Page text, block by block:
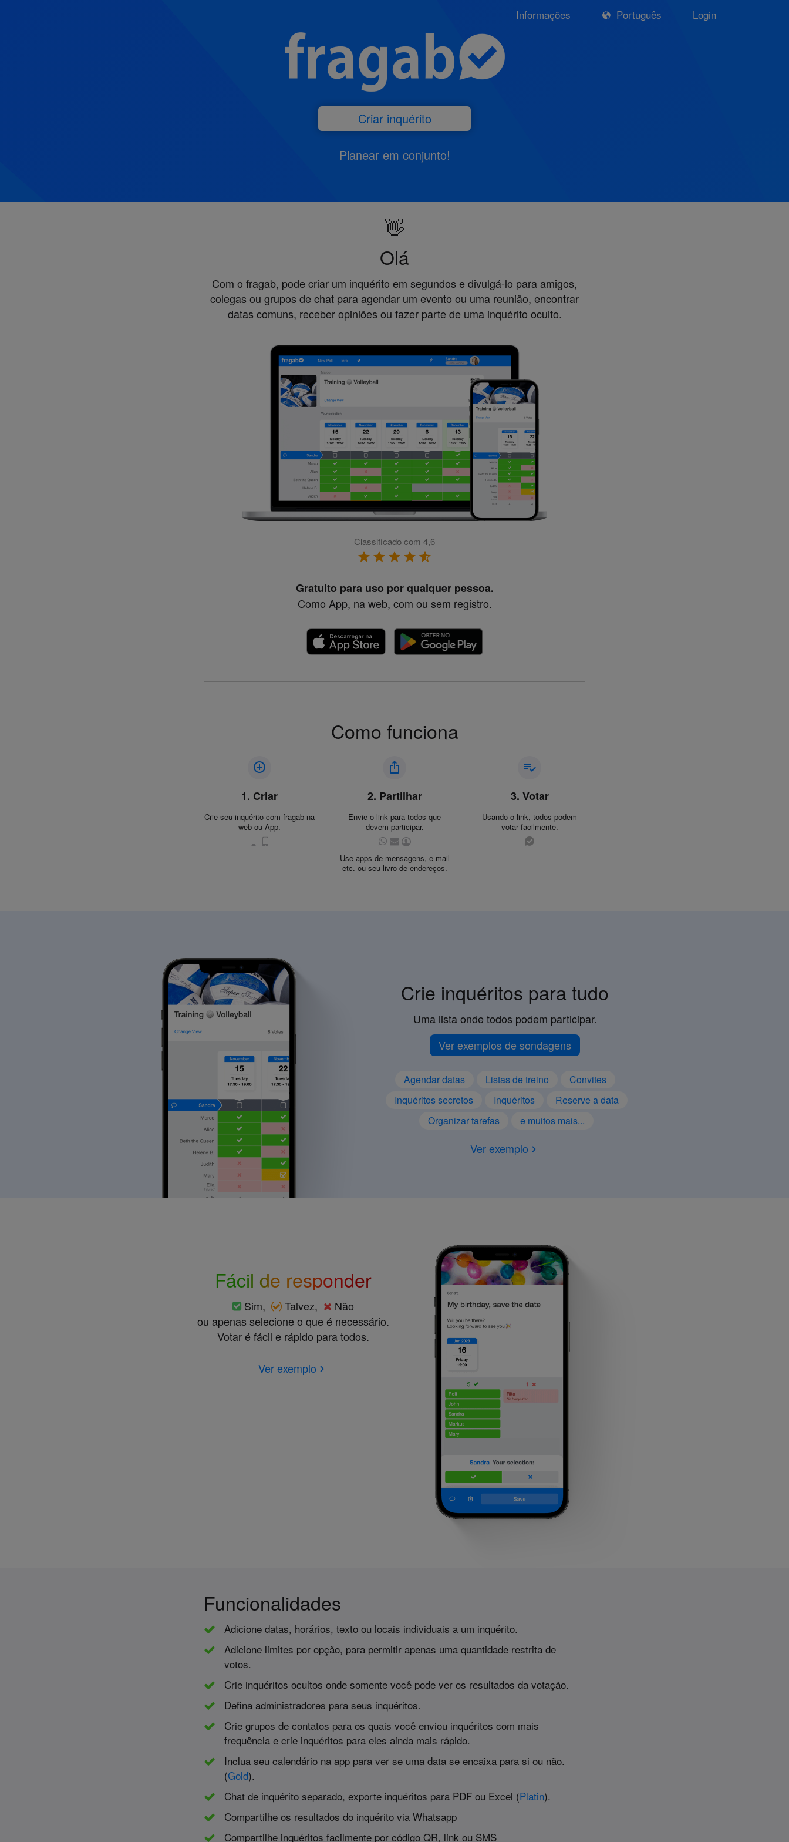
Informações Português Login
Criar inquérito
Planear em conjunto!
👋
Olá
Com o fragab, pode criar um inquérito em segundos e divulgá-lo para amigos,
colegas ou grupos de chat para agendar um evento ou uma reunião, encontrar
datas comuns, receber opiniões ou fazer parte de uma inquérito oculto.
Classificado com 4,6
Gratuito para uso por qualquer pessoa.
Como App, na web, com ou sem registro.
Como funciona
1. Criar
Crie seu inquérito com fragab na
web ou App.
2. Partilhar
Envie o link para todos que
devem participar.
Use apps de mensagens, e-mail
etc. ou seu livro de endereços.
3. Votar
Usando o link, todos podem
votar facilmente.
Crie inquéritos para tudo
Uma lista onde todos podem participar.
Ver exemplos de sondagens
Agendar datas Listas de treino
Convites
Inquéritos secretos
Inquéritos
Reserve a data
Organizar tarefas
e muitos mais...
Ver exemplo
Fácil de responder
Sim, Talvez,
Não
ou apenas selecione o que é necessário.
Votar é fácil e rápido para todos.
Ver exemplo
Funcionalidades
Adicione datas, horários, texto ou locais individuais a um inquérito.
Adicione limites por opção, para permitir apenas uma quantidade restrita de
votos.
Crie inquéritos ocultos onde somente você pode ver os resultados da votação.
Defina administradores para seus inquéritos.
Crie grupos de contatos para os quais você enviou inquéritos com mais
frequência e crie inquéritos para eles ainda mais rápido.
Inclua seu calendário na app para ver se uma data se encaixa para si ou não.
(Gold).
Chat de inquérito separado, exporte inquéritos para PDF ou Excel (Platin).
Compartilhe os resultados do inquérito via Whatsapp
Compartilhe inquéritos facilmente por código QR, link ou SMS